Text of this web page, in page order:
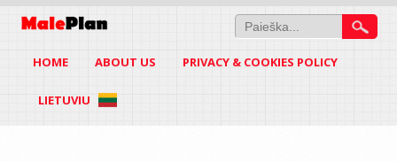
HOME ABOUT US PRIVACY & COOKIES POLICY
LIETUVIU